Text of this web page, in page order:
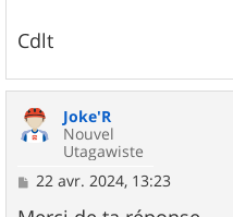
Cdlt
Joke'R
Nouvel
Utagawiste
M
22 avr. 2024, 13:23